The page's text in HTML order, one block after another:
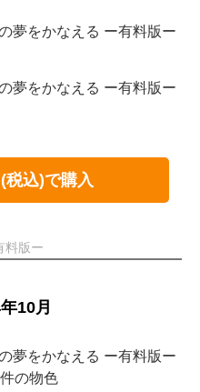
夢をかなえる ー有料版ー
夢をかなえる ー有料版ー
税込)で購入
料版ー
10月
夢をかなえる ー有料版ー
の物色